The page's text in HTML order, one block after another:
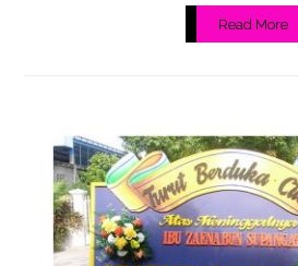
Read More